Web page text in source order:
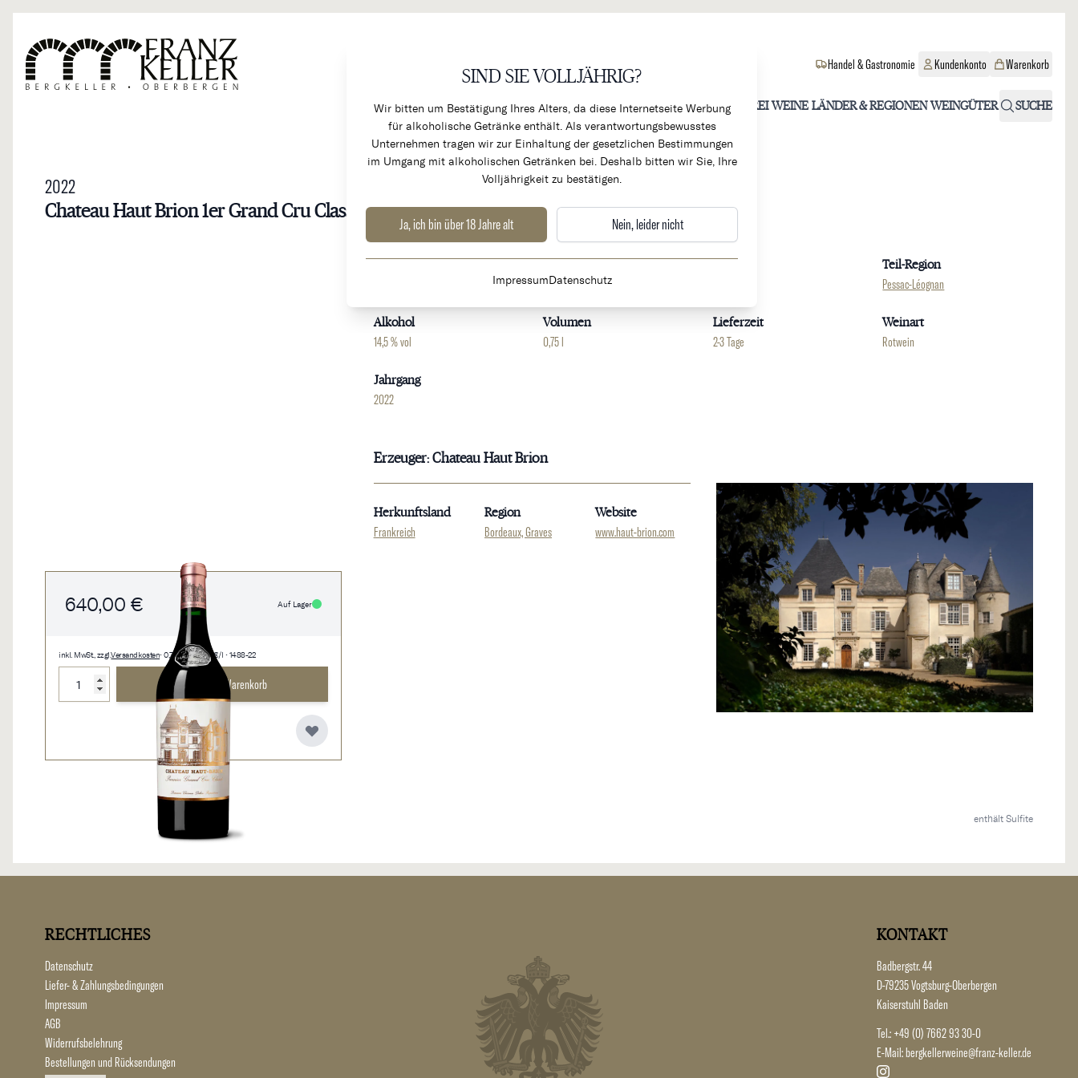
SIND SIE VOLLJÄHRIG?
Wir bitten um Bestätigung Ihres Alters, da diese Internetseite Werbung
für alkoholische Getränke enthält. Als verantwortungsbewusstes
Unternehmen tragen wir zur Einhaltung der gesetzlichen Bestimmungen
im Umgang mit alkoholischen Getränken bei. Deshalb bitten wir Sie, Ihre
Volljährigkeit zu bestätigen.
Ja, ich bin über 18 Jahre alt Nein, leider nicht
ImpressumDatenschutz
KÜCHENPRODUKTE & ALKOHOLFREI WEINE LÄNDER & REGIONEN WEINGÜTER SUCHE
Handel & Gastronomie Kundenkonto Warenkorb
2022
Chateau Haut Brion 1er Grand Cru Classé
640,00 € Auf Lager
inkl. MwSt., zzgl.Versandkosten• 0,75 l • 853,33 €/l • 1488-22
In den Warenkorb
Frankreich
Teil-Region
Pessac-Léognan
Alkohol
14,5 % vol
Volumen
0,75 l
Lieferzeit
2-3 Tage
Weinart
Rotwein
Jahrgang
2022
Erzeuger: Chateau Haut Brion
Herkunftsland
Frankreich
Region
Bordeaux, Graves
Website
www.haut-brion.com
enthält Sulfite
RECHTLICHES
Datenschutz
Liefer- & Zahlungsbedingungen
Impressum
AGB
Widerrufsbelehrung
Bestellungen und Rücksendungen
KONTAKT
Badbergstr. 44
D-79235 Vogtsburg-Oberbergen
Kaiserstuhl Baden
Tel.: +49 (0) 7662 93 30-0
E-Mail:bergkellerweine@franz-keller.de